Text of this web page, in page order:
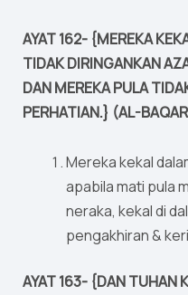
AYAT 162- {MEREKA
TIDAK DIRINGANKAN
DAN MEREKA PULA
PERHATIAN.} (AL-
Mereka kekal
apabila mati pula
neraka, kekal di
pengakhiran &
AYAT 163- {DAN TUHAN